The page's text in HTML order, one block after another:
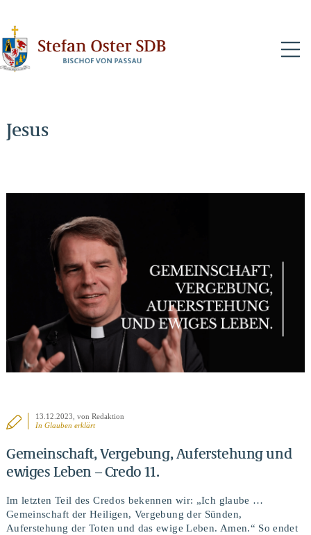
Jesus
13.12.2023 , von Redaktion
InGlauben erklärt
Gemeinschaft, Vergebung, Auferstehung und
ewiges Leben – Credo 11.
Im letzten Teil des Credos bekennen wir: „Ich glaube …
Gemeinschaft der Heiligen, Vergebung der Sünden,
Auferstehung der Toten und das ewige Leben. Amen.“ So endet